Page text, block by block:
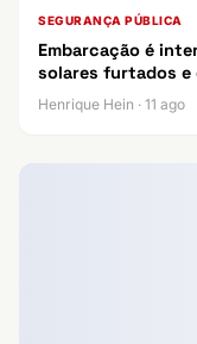
SEGURANÇA PÚBLICA
Embarcação é
solares furtados e
Henrique Hein · 11 ago